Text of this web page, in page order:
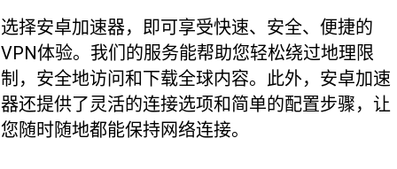
选择安卓加速器，即可享受快速、安全、便捷的
VPN体验。我们的服务能帮助您轻松绕过地理限
制，安全地访问和下载全球内容。此外，安卓加速
器还提供了灵活的连接选项和简单的配置步骤，让
您随时随地都能保持网络连接。